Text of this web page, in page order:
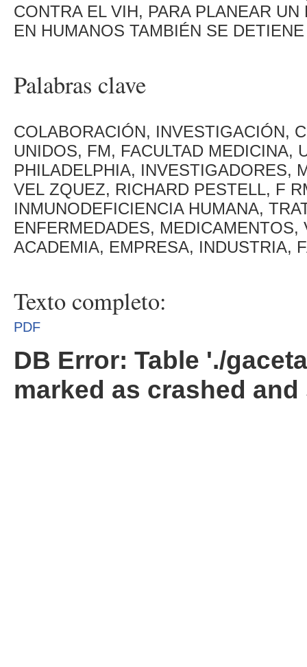
CONTRA EL VIH, PARA PLANEAR
EN HUMANOS TAMBIÉN SE
Palabras clave
COLABORACIÓN, INVESTIGACIÓN,
UNIDOS, FM, FACULTAD MEDICINA,
PHILADELPHIA, INVESTIGADORES,
VEL ZQUEZ, RICHARD PESTELL, F
INMUNODEFICIENCIA HUMANA,
ENFERMEDADES,
ACADEMIA, EMPRESA, INDUSTRIA,
Texto completo:
PDF
DB Error: Table './
marked as crashed